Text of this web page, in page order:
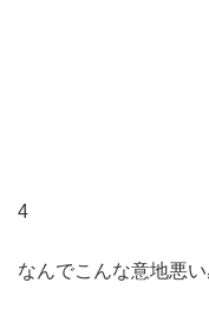
4
なんでこんな意地悪